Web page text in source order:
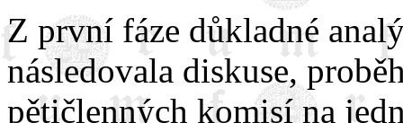
Z první fáze důkladné
následovala diskuse,
pětičlenných komisí na